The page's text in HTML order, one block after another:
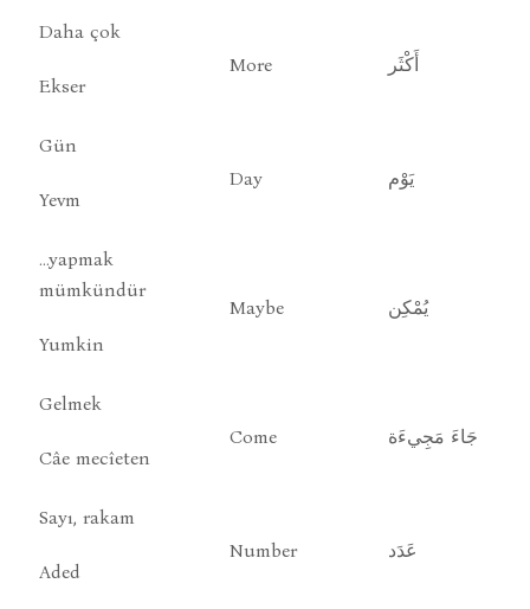
Daha çok
Ekser
More أَكْثَر
Gün
Yevm
Day يَوْم
…yapmak
mümkündür
Yumkin
Maybe يُمْكِن
Gelmek
Câe mecîeten
Come جَاءَ مَجِيءَة
Sayı, rakam
Aded
Number عَدَد